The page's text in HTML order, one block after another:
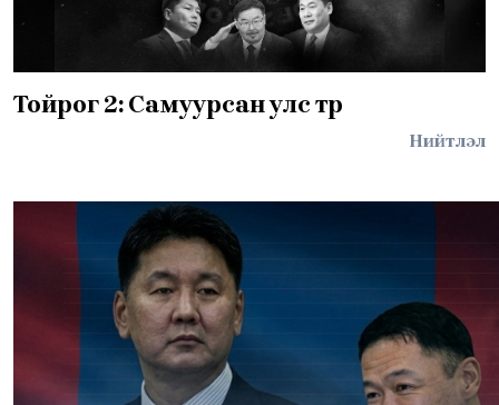
Тойрог 2: Самуурсан улс төр
Нийтлэл